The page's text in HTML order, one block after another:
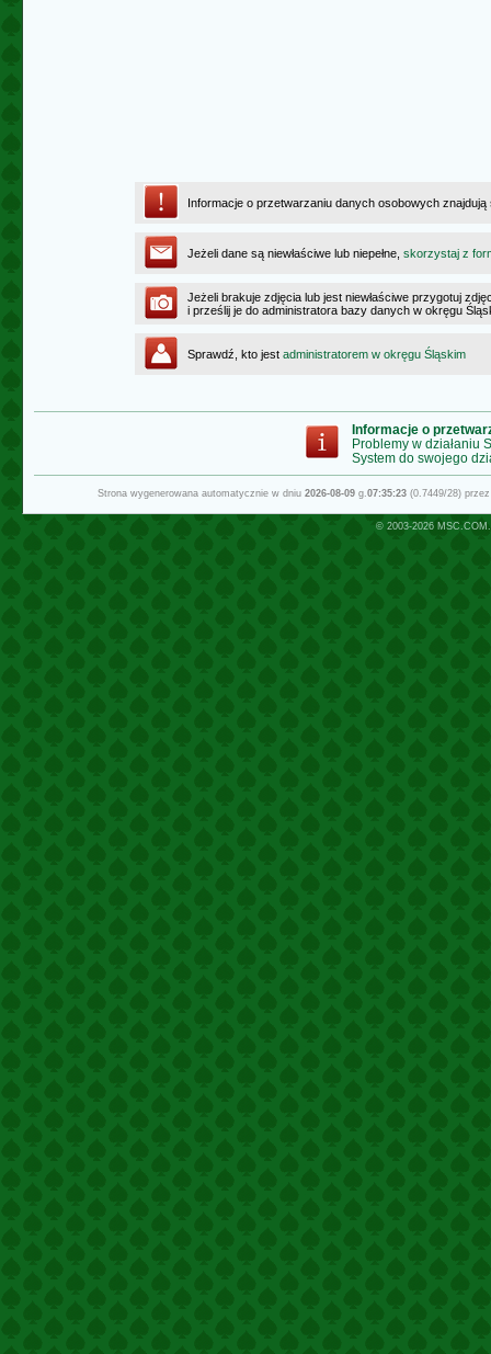
Informacje o przetwarzaniu danych osobowych
Jeżeli dane są niewłaściwe lub niepełne, skorzystaj z
Jeżeli brakuje zdjęcia lub jest niewłaściwe przygotuj
i prześlij je do administratora bazy danych w okręgu
Sprawdź, kto jest administratorem w okręgu Śląskim
Informacje o
Problemy w działaniu
System do swojego
Strona wygenerowana automatycznie w dniu 2026-08-09g.07:35:23(0.7449/28)
© 2003-2026